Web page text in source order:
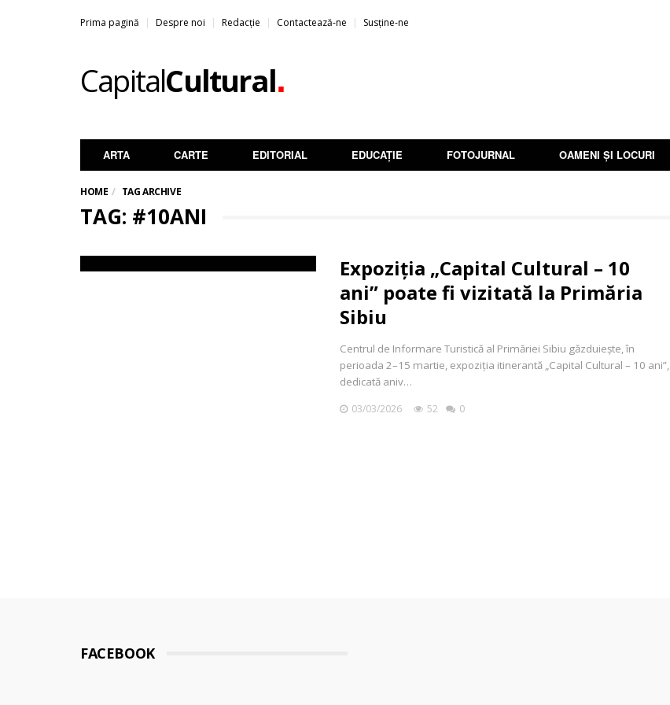
Prima pagină Despre noi Redacție Contactează-ne Susține-ne
CapitalCultural.
ARTA CARTE EDITORIAL EDUCAȚIE FOTOJURNAL OAMENI ȘI LOCURI
HOME TAG ARCHIVE
TAG: #10ANI
Expoziția „Capital Cultural – 10
ani” poate fi vizitată la Primăria
Sibiu
Centrul de Informare Turistică al Primăriei Sibiu găzduiește, în
perioada 2–15 martie, expoziția itinerantă „Capital Cultural – 10 ani”,
dedicată aniv…
03/03/2026 52 0
FACEBOOK